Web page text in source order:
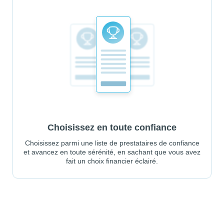
Choisissez en toute confiance
Choisissez parmi une liste de prestataires de confiance
et avancez en toute sérénité, en sachant que vous avez
fait un choix financier éclairé.